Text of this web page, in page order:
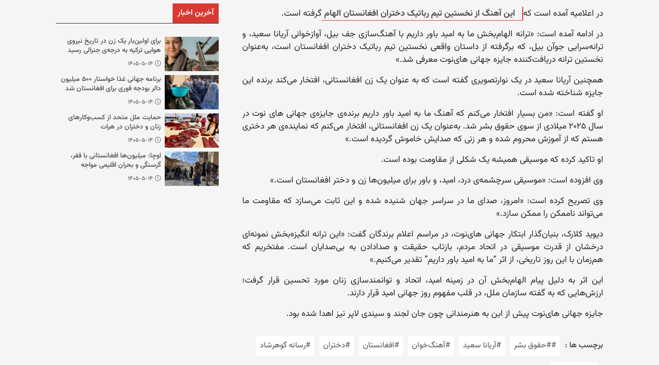
در اعلامیه آمده است که
این آهنگ از نخستین تیم رباتیک دختران افغانستان الهامگرفته است.
در ادامه آمده است: «ترانه الهام‌بخش ما به امید باور داریم با آهنگ‌سازی جف بیل، آوازخوانی آریانا سعید، و
ترانه‌سرایی جوآن بیل، که برگرفته از داستان واقعی نخستین تیم رباتیک دختران افغانستان است، به‌عنوان
نخستین ترانه دریافت‌کننده جایزه جهانی های‌نوت معرفی شد.»
همچنین آریانا سعید در یک نوارتصویری گفته است که به عنوان یک زن افغانستانی، افتخار می‌کند برنده این
جایزه شناخته شده است.
او گفته است: «من بسیار افتخار می‌کنم که آهنگ ما به امید باور داریم برند‌ه‌ی جایزه‌ی جهانی های نوت در
سال ۲۰۲۵ میلادی از سوی حقوق بشر شد. به‌عنوان یک زن افغانستانی، افتخار می‌کنم که نماینده‌ی هر دختری
هستم که از آموزش محروم شده و هر زنی که صدایش خاموش گردیده است.»
او تاکید کرده که موسیقی همیشه یک شکلی از مقاومت بوده است.
وی افزوده است: «موسیقی سرچشمه‌ی درد، امید، و باور برای میلیون‌ها زن و دختر افغانستان است.»
وی تصریح کرده است: «امروز، صدای ما در سراسر جهان شنیده شده و این ثابت می‌سازد که مقاومت ما
می‌تواند ناممکن را ممکن سازد.»
دیوید کلارک، بنیان‌گذار ابتکار جهانی های‌نوت، در مراسم اعلام برندگان گفت: «این ترانه انگیزه‌بخش نمونه‌ای
درخشان از قدرت موسیقی در اتحاد مردم، بازتاب حقیقت و صدادادن به بی‌صدایان است. مفتخریم که
هم‌زمان با این روز تاریخی، از اثر “ما به امید باور داریم” تقدیر می‌کنیم.»
این اثر به دلیل پیام الهام‌بخش آن در زمینه امید، اتحاد و توانمندسازی زنان مورد تحسین قرار گرفت؛
ارزش‌هایی که به گفته سازمان ملل، در قلب مفهوم روز جهانی امید قرار دارند.
جایزه جهانی های‌نوت پیش از این به هنرمندانی چون جان لجند و سیندی لاپر نیز اهدا شده بود.
برچسب ها : ##حقوق بشر #آریانا سعید #آهنگ‌خوان #افغانستان #دختران #رسانه گوهرشاد
آخرین اخبار
برای اولین‌بار یک زن در تاریخ نیروی
هوایی ترکیه به درجه‌ی جنرالی رسید
۱۴۰۵-۵-۱۴
برنامه جهانی غذا خواستار ۵۰۰ میلیون
دالر بودجه فوری برای افغانستان شد
۱۴۰۵-۵-۱۴
حمایت ملل متحد از کسب‌وکارهای
زنان و دختران در هرات
۱۴۰۵-۵-۱۴
اوچا: میلیون‌ها افغانستانی با فقر،
گرسنگی و بحران اقلیمی مواجه
هستند
۱۴۰۵-۵-۱۴